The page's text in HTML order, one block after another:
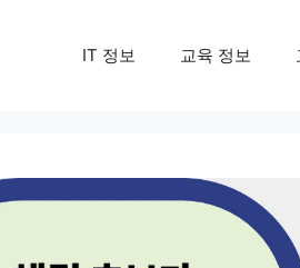
IT 정보 교육 정보